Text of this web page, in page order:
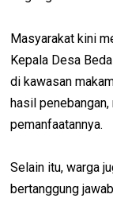
Masyarakat kini
Kepala Desa
di kawasan
hasil
pemanfaatannya.
Selain itu, warga
bertanggung